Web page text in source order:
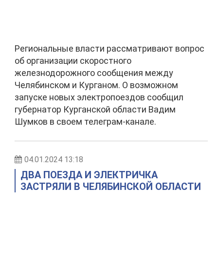
Региональные власти рассматривают вопрос
об организации скоростного
железнодорожного сообщения между
Челябинском и Курганом. О возможном
запуске новых электропоездов сообщил
губернатор Курганской области Вадим
Шумков в своем телеграм-канале.
04.01.2024 13:18
ДВА ПОЕЗДА И ЭЛЕКТРИЧКА
ЗАСТРЯЛИ В ЧЕЛЯБИНСКОЙ ОБЛАСТИ